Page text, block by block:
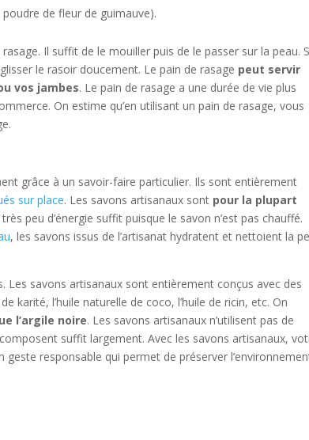
de fleur de guimauve).
Il suffit de le mouiller puis de le passer sur la peau.
le rasoir doucement. Le pain de rasage peut servir
vos jambes. Le pain de rasage a une durée de vie plus
On estime qu’en utilisant un pain de rasage, vous
grâce à un savoir-faire particulier. Ils sont entièrement
sur place. Les savons artisanaux sont pour la plupart
peu d’énergie suffit puisque le savon n’est pas chauffé.
, les savons issus de l’artisanat hydratent et nettoient la
Les savons artisanaux sont entièrement conçus avec des
karité, l’huile naturelle de coco, l’huile de ricin, etc. On
l’argile noire. Les savons artisanaux n’utilisent pas de
suffit largement. Avec les savons artisanaux,
responsable qui permet de préserver